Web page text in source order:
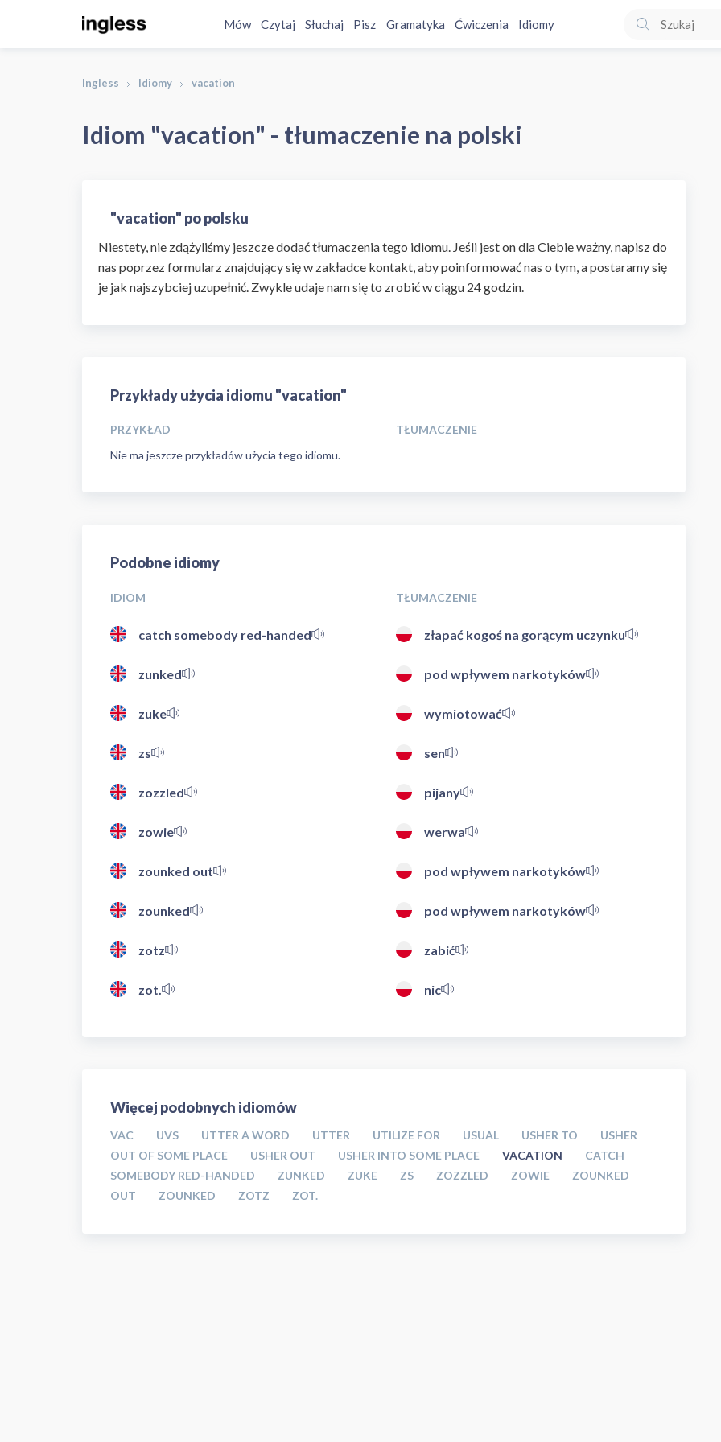
Mów Czytaj Słuchaj Pisz Gramatyka Ćwiczenia Idiomy
Ingless Idiomy vacation
Idiom "vacation" - tłumaczenie na polski
"vacation" po polsku
Niestety, nie zdążyliśmy jeszcze dodać tłumaczenia tego idiomu. Jeśli jest on dla Ciebie ważny, napisz do
nas poprzez formularz znajdujący się w zakładce kontakt, aby poinformować nas o tym, a postaramy się
je jak najszybciej uzupełnić. Zwykle udaje nam się to zrobić w ciągu 24 godzin.
Przykłady użycia idiomu "vacation"
PRZYKŁAD
TŁUMACZENIE
Nie ma jeszcze przykładów użycia tego idiomu.
Podobne idiomy
IDIOM TŁUMACZENIE
catch somebody red-handed złapać kogoś na gorącym uczynku
zunked pod wpływem narkotyków
zuke wymiotować
zs sen
zozzled pijany
zowie werwa
zounked out pod wpływem narkotyków
zounked pod wpływem narkotyków
zotz zabić
zot. nic
Więcej podobnych idiomów
VAC UVS UTTER A WORD UTTER UTILIZE FOR USUAL USHER TO
USHER
OUT OF SOME PLACE
USHER OUT USHER INTO SOME PLACE VACATION
CATCH
SOMEBODY RED-HANDED
ZUNKED ZUKE ZS ZOZZLED ZOWIE
ZOUNKED
OUT
ZOUNKED ZOTZ ZOT.